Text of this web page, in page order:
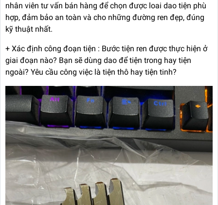
nhân viên tư vấn bán hàng để chọn được loai dao tiện phù
hợp, đảm bảo an toàn và cho những đường ren đẹp, đúng
kỹ thuật nhất.
+ Xác định công đoạn tiện : Bước tiện ren được thực hiện ở
giai đoạn nào? Bạn sẽ dùng dao để tiện trong hay tiện
ngoài? Yêu cầu công việc là tiện thô hay tiện tinh?